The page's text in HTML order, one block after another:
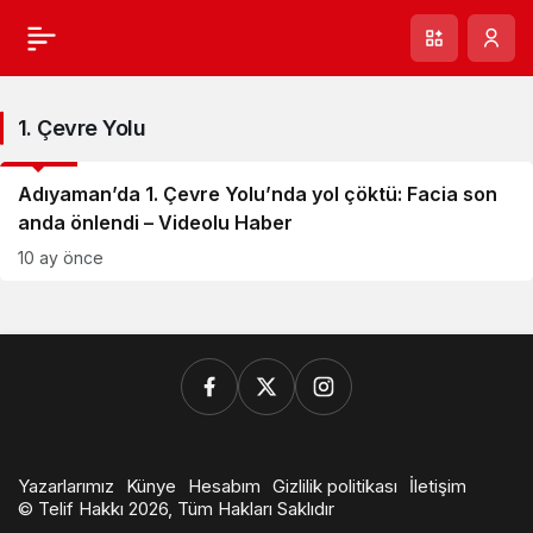
1. Çevre Yolu
Adıyaman’da 1. Çevre Yolu’nda yol çöktü: Facia son
anda önlendi – Videolu Haber
10 ay önce
Yazarlarımız Künye Hesabım Gizlilik politikası
İletişim
© Telif Hakkı 2026, Tüm Hakları Saklıdır